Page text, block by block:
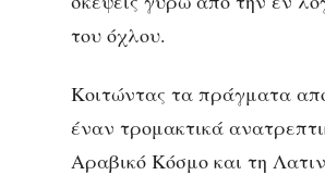
του όχλου.
Κοιτώντας τα πράγματα
έναν τρομακτικά
Αραβικό Κόσμο και τη